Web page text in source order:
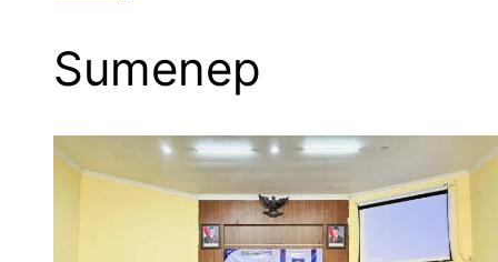
Sumenep